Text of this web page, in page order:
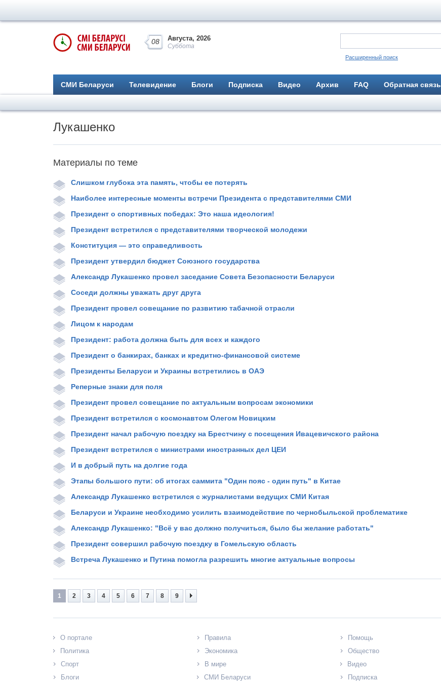
08 Августа, 2026
Суббота
Расширенный поиск
СМИ Беларуси Телевидение Блоги Подписка Видео Архив FAQ Обратная связь
Лукашенко
Материалы по теме
Слишком глубока эта память, чтобы ее потерять
Наиболее интересные моменты встречи Президента с представителями СМИ
Президент о спортивных победах: Это наша идеология!
Президент встретился с представителями творческой молодежи
Конституция — это справедливость
Президент утвердил бюджет Союзного государства
Александр Лукашенко провел заседание Совета Безопасности Беларуси
Соседи должны уважать друг друга
Президент провел совещание по развитию табачной отрасли
Лицом к народам
Президент: работа должна быть для всех и каждого
Президент о банкирах, банках и кредитно-финансовой системе
Президенты Беларуси и Украины встретились в ОАЭ
Реперные знаки для поля
Президент провел совещание по актуальным вопросам экономики
Президент встретился с космонавтом Олегом Новицким
Президент начал рабочую поездку на Брестчину с посещения Ивацевичского района
Президент встретился с министрами иностранных дел ЦЕИ
И в добрый путь на долгие года
Этапы большого пути: об итогах саммита "Один пояс - один путь" в Китае
Александр Лукашенко встретился с журналистами ведущих СМИ Китая
Беларуси и Украине необходимо усилить взаимодействие по чернобыльской проблематике
Александр Лукашенко: "Всё у вас должно получиться, было бы желание работать"
Президент совершил рабочую поездку в Гомельскую область
Встреча Лукашенко и Путина помогла разрешить многие актуальные вопросы
1 2 3 4 5 6 7 8 9
О портале Правила Помощь
Политика
Экономика Общество
Спорт
В мире Видео
Блоги
СМИ Беларуси Подписка